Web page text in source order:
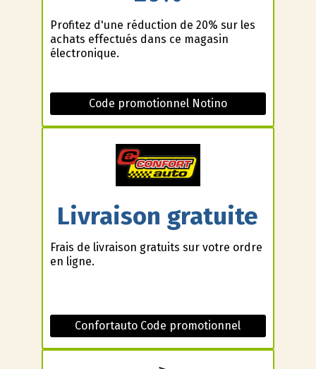
Profitez d'une réduction de 20% sur les
achats effectués dans ce magasin
électronique.
Code promotionnel Notino
Livraison gratuite
Frais de livraison gratuits sur votre ordre
en ligne.
Confortauto Code promotionnel